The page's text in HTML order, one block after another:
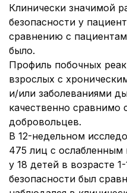
Клинически значимой
безопасности у
сравнению с
было.
Профиль побочных
взрослых с
и/или заболеваниями
качественно
добровольцев.
В 12-недельном
475 лиц с
у 18 детей в возрасте
безопасности был